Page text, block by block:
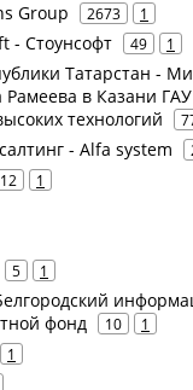
Group 2673 1
- Стоунсофт 49 1
Татарстан -
в Казани
технологий
- Alfa system
12 1
5 1
фонд
10 1
1